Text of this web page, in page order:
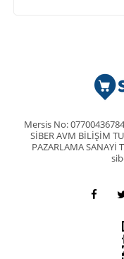
Mersis No:
SİBER AVM BİLİŞİM
PAZARLAMA SANAYİ